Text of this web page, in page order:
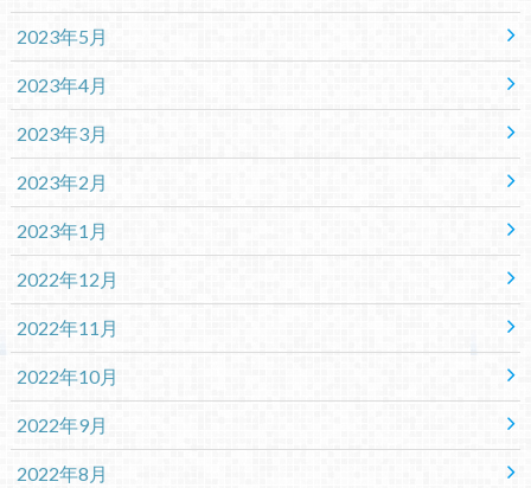
2023年5月
2023年4月
2023年3月
2023年2月
2023年1月
2022年12月
2022年11月
2022年10月
2022年9月
2022年8月